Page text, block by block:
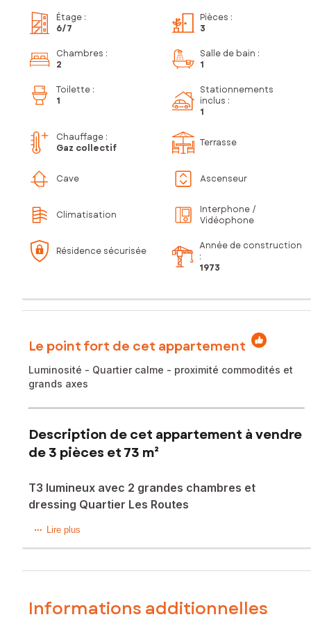
Étage :
6/7
Pièces :
3
Chambres :
2
Salle de bain :
1
Toilette :
1
Stationnements
inclus :
1
Chauffage :
Gaz collectif
Terrasse
Cave Ascenseur
Climatisation
Interphone /
Vidéophone
Résidence sécurisée
Année de construction
:
1973
Le point fort de cet appartement
Luminosité - Quartier calme - proximité commodités et
grands axes
Description de cet appartement à vendre
de 3 pièces et 73 m²
T3 lumineux avec 2 grandes chambres et
dressing Quartier Les Routes
Situé au 6? étage sur 7 avec ascenseur, au sein d’une
agréable vue dégagée.
La pièce de vie s’ouvre sur une vaste terrasse de 20 m²,
véritable prolongement de l’appartement pour profiter
Lire plus
Informations additionnelles